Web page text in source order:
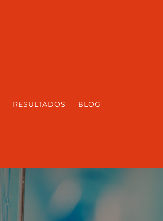
RESULTADOS BLOG